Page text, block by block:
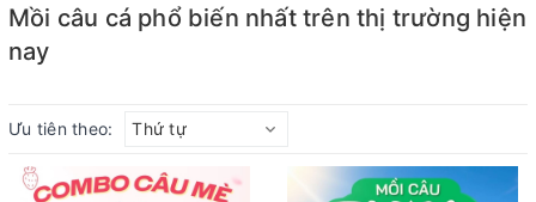
Mồi câu cá phổ biến nhất trên thị trường hiện
nay
Ưu tiên theo: Thứ tự